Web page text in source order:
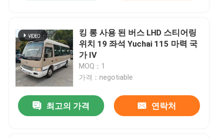
비디오
VR 쇼
우리 에 관한 것
킹 롱 사용 된 버스 LHD 스티어링
위치 19 좌석 Yuchai 115 마력 국
가 IV
MOQ：1
가격：negotiable
최고의 가격 연락처